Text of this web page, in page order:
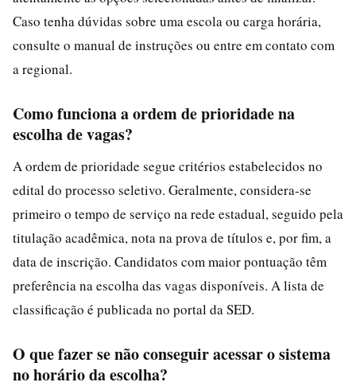
Caso tenha dúvidas sobre uma escola ou carga horária,
consulte o manual de instruções ou entre em contato com
a regional.
Como funciona a ordem de prioridade na
escolha de vagas?
A ordem de prioridade segue critérios estabelecidos no
edital do processo seletivo. Geralmente, considera-se
primeiro o tempo de serviço na rede estadual, seguido pela
titulação acadêmica, nota na prova de títulos e, por fim, a
data de inscrição. Candidatos com maior pontuação têm
preferência na escolha das vagas disponíveis. A lista de
classificação é publicada no portal da SED.
O que fazer se não conseguir acessar o sistema
no horário da escolha?